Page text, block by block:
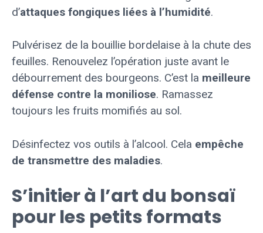
d’attaques fongiques liées à l’humidité.
Pulvérisez de la bouillie bordelaise à la chute des
feuilles. Renouvelez l’opération juste avant le
débourrement des bourgeons. C’est la meilleure
défense contre la moniliose. Ramassez
toujours les fruits momifiés au sol.
Désinfectez vos outils à l’alcool. Cela empêche
de transmettre des maladies.
S’initier à l’art du bonsaï
pour les petits formats